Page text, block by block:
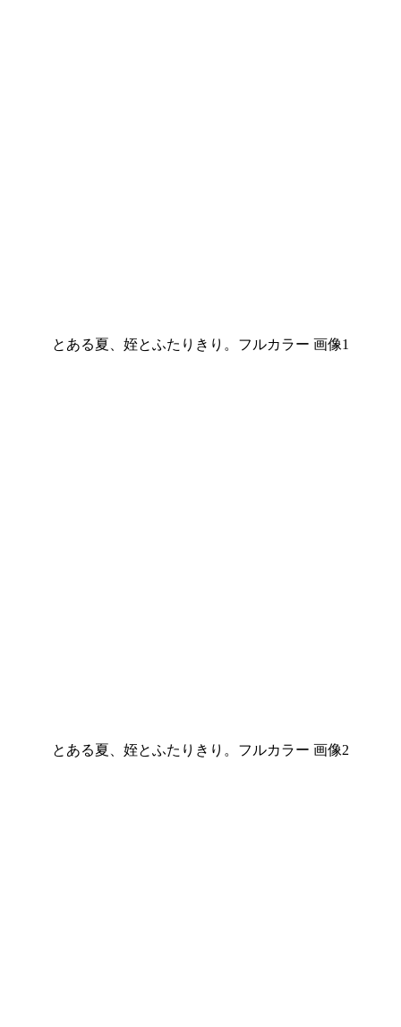
とある夏、姪とふたりきり。フルカラー 画像1
とある夏、姪とふたりきり。フルカラー 画像2